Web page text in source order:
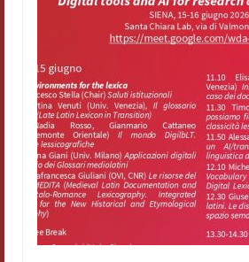
Didattica
Master INFOTEXT
Workshop DH
Summer School DH
ERASMUS/DEMM
Storia e forme della canzone
Pubblicazioni